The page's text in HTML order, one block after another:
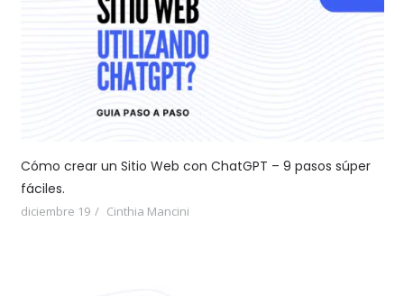
Cómo crear un Sitio Web con ChatGPT – 9 pasos súper
fáciles.
diciembre 19 Cinthia Mancini